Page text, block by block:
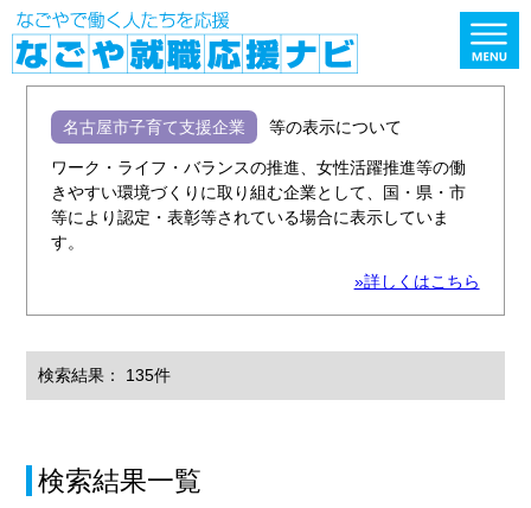
名古屋市子育て支援企業 等の表示について
ワーク・ライフ・バランスの推進、女性活躍推進等の働
きやすい環境づくりに取り組む企業として、国・県・市
等により認定・表彰等されている場合に表示していま
す。
»詳しくはこちら
検索結果： 135件
検索結果一覧